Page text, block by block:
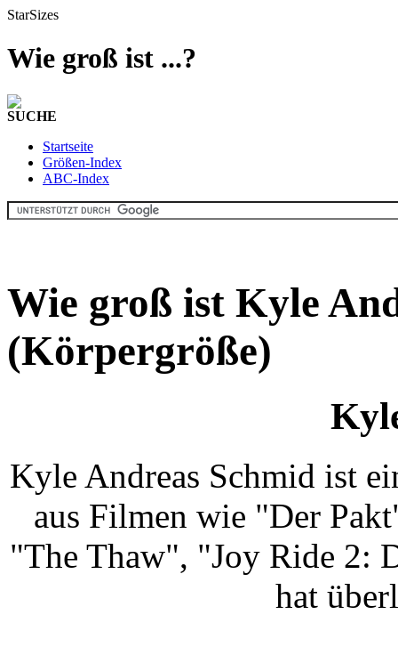
StarSizes
Wie groß ist ...?
SUCHE
Startseite
Größen-Index
ABC-Index
Wie groß ist Kyle
(Körpergröße)
Kyle Andreas Schmid ist
aus Filmen wie "Der
"The Thaw", "Joy Ride 2:
hat